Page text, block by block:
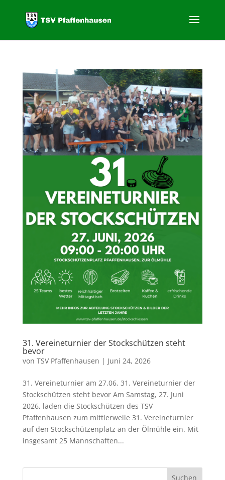
31. Vereineturnier der Stockschützen steht
bevor
von TSV Pfaffenhausen | Juni 24, 2026
31. Vereineturnier am 27.06. 31. Vereineturnier der
Stockschützen steht bevor Am Samstag, 27. Juni
2026, laden die Stockschützen des TSV
Pfaffenhausen zum mittlerweile 31. Vereineturnier
auf den Stockschützenplatz an der Ölmühle ein. Mit
insgesamt 25 Mannschaften...